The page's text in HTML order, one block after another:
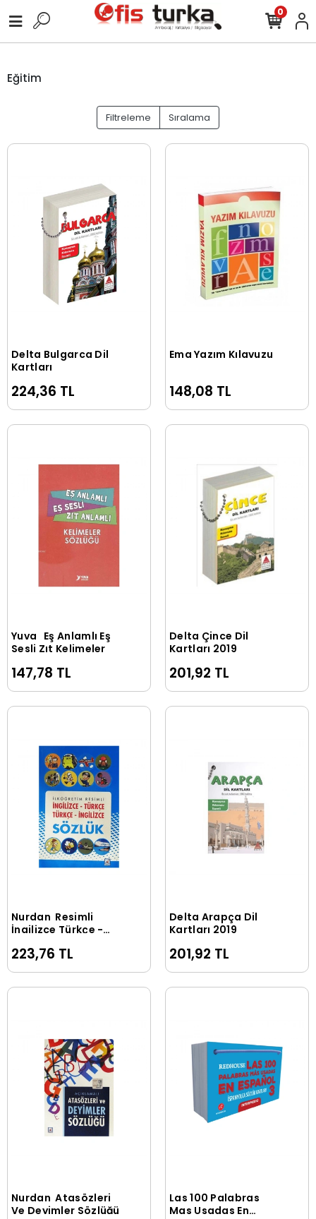
0
Eğitim
Filtreleme Sıralama
Sepete Ekle
Delta Bulgarca Dil
Kartları
224,36 TL
Sepete Ekle
Ema Yazım Kılavuzu
148,08 TL
Sepete Ekle
Yuva Eş Anlamlı Eş
Sesli Zıt Kelimeler
147,78 TL
Sepete Ekle
Delta Çince Dil
Kartları 2019
201,92 TL
Sepete Ekle
Nurdan Resimli
İngilizce Türkçe -
223,76 TL
Sepete Ekle
Delta Arapça Dil
Kartları 2019
201,92 TL
Sepete Ekle
Nurdan Atasözleri
Ve Deyimler Sözlüğü
Sepete Ekle
Las 100 Palabras
Mas Usadas En